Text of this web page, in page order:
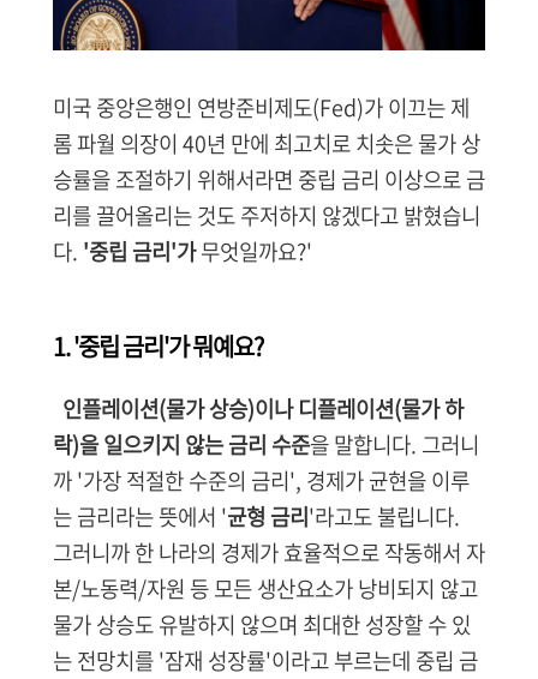
미국 중앙은행인 연방준비제도(Fed)가 이끄는 제
롬 파월 의장이 40년 만에 최고치로 치솟은 물가 상
승률을 조절하기 위해서라면 중립 금리 이상으로 금
리를 끌어올리는 것도 주저하지 않겠다고 밝혔습니
다. '중립 금리'가무엇일까요?'
1. '중립 금리'가 뭐예요?
인플레이션(물가 상승)이나 디플레이션(물가 하
락)을 일으키지 않는 금리 수준을 말합니다. 그러니
까 '가장 적절한 수준의 금리', 경제가 균현을 이루
는 금리라는 뜻에서 '균형 금리'라고도 불립니다.
그러니까 한 나라의 경제가 효율적으로 작동해서 자
본/노동력/자원 등 모든 생산요소가 낭비되지 않고
물가 상승도 유발하지 않으며 최대한 성장할 수 있
는 전망치를 '잠재 성장률'이라고 부르는데 중립 금